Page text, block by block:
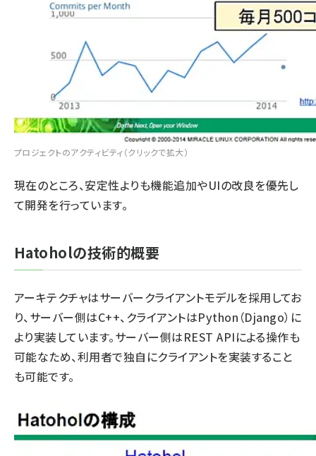
プロジェクトのアクティビティ（クリックで拡大）
現在のところ、安定性よりも機能追加やUIの改良を優先し
て開発を行っています。
Hatoholの技術的概要
アーキテクチャはサーバークライアントモデルを採用してお
り、サーバー側はC++、クライアントはPython（Django）に
より実装しています。サーバー側はREST APIによる操作も
可能なため、利用者で独自にクライアントを実装すること
も可能です。